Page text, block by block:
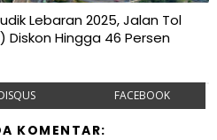
Lebaran 2025, Jalan Tol
Hingga 46 Persen
FACEBOOK
KOMENTAR: